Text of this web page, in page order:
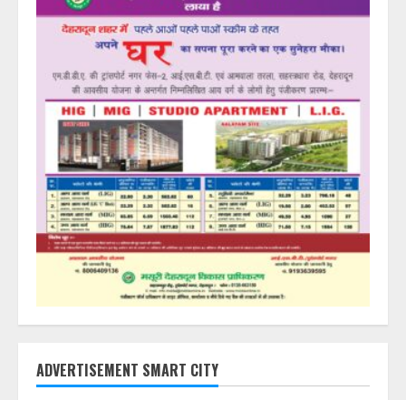
ADVERTISEMENT SMART CITY